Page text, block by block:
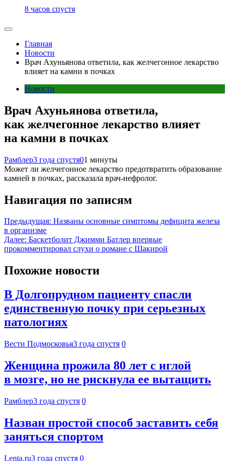
8 часов спустя
Главная
Новости
Врач Ахуньянова ответила, как желчегонное лекарство
влияет на камни в почках
Новости
Врач Ахуньянова ответила,
как желчегонное лекарство влияет
на камни в почках
Рамблер3 года спустя01 минуты
Может ли желчегонное лекарство предотвратить образование
камней в почках, рассказала врач-нефролог.
Навигация по записям
Предыдущая: Названы основные симптомы дефицита железа
в организме
Далее: Баскетболит Джимми Батлер впервые
прокомментировал слухи о романе с Шакирой
Похожие новости
В Долгопрудном пациенту спасли
единственную почку при серьезных
патологиях
Вести Подмосковья3 года спустя 0
Женщина прожила 80 лет с иглой
в мозге, но не рискнула ее вытащить
Рамблер3 года спустя 0
Назван простой способ заставить себя
заняться спортом
Lenta.ru3 года спустя 0